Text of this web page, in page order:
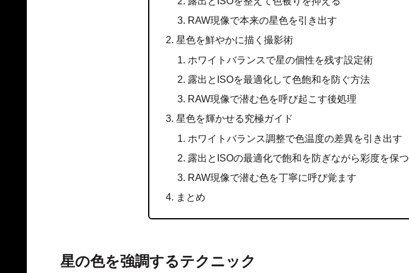
RAW現像で本来の星色を引き出す
星色を鮮やかに描く撮影術
ホワイトバランスで星の個性を残す設定術
露出とISOを最適化して色飽和を防ぐ方法
RAW現像で潜む色を呼び起こす後処理
星色を輝かせる究極ガイド
ホワイトバランス調整で色温度の差異を引き出す
露出とISOの最適化で飽和を防ぎながら彩度を保つ
RAW現像で潜む色を丁寧に呼び覚ます
まとめ
星の色を強調するテクニック